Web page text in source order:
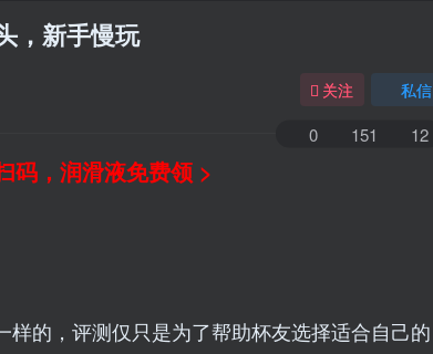
，新手慢玩
关注 私信
0 151 12
码，润滑液免费领 >
的，评测仅只是为了帮助杯友选择适合自己的